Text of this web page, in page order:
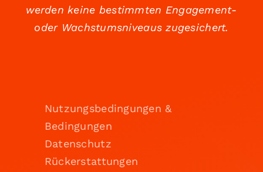
werden keine bestimmten Engagement-
oder Wachstumsniveaus zugesichert.
Nutzungsbedingungen &
Bedingungen
Datenschutz
Rückerstattungen